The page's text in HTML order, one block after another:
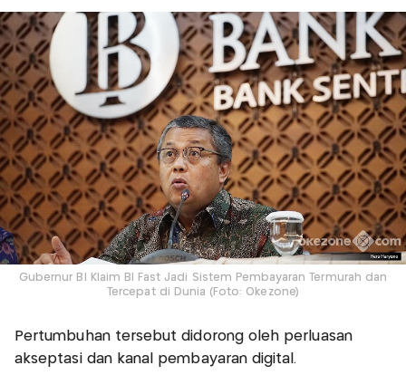
Gubernur BI Klaim BI Fast Jadi Sistem Pembayaran Termurah dan
Tercepat di Dunia (Foto: Okezone)
Pertumbuhan tersebut didorong oleh perluasan
akseptasi dan kanal pembayaran digital.